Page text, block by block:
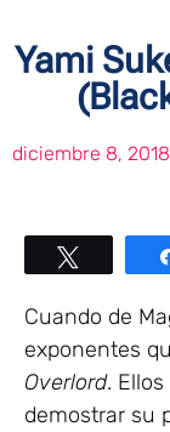
Yami
diciembre 8, 2018
Cuando de
exponentes
Overlord.
demostrar su